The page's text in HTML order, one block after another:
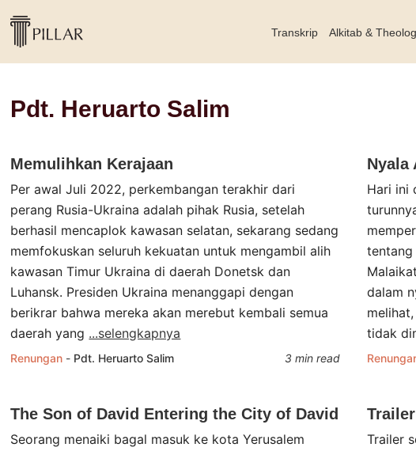
Transkrip Alkitab &
Pdt. Heruarto Salim
Memulihkan Kerajaan
Per awal Juli 2022, perkembangan terakhir dari
perang Rusia-Ukraina adalah pihak Rusia, setelah
berhasil mencaplok kawasan selatan, sekarang sedang
memfokuskan seluruh kekuatan untuk mengambil alih
kawasan Timur Ukraina di daerah Donetsk dan
Luhansk. Presiden Ukraina menanggapi dengan
berikrar bahwa mereka akan merebut kembali semua
daerah yang ...selengkapnya
Renungan - Pdt. Heruarto Salim 3 min read
Nyala
Hari ini
tentang
dalam
tidak
The Son of David Entering the City of David
Seorang menaiki bagal masuk ke kota Yerusalem
Trailer
Trailer